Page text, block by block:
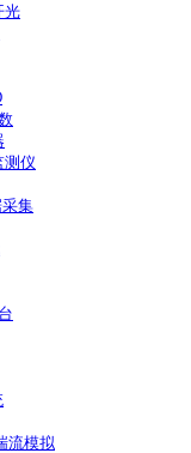
光
测仪
集
流模拟